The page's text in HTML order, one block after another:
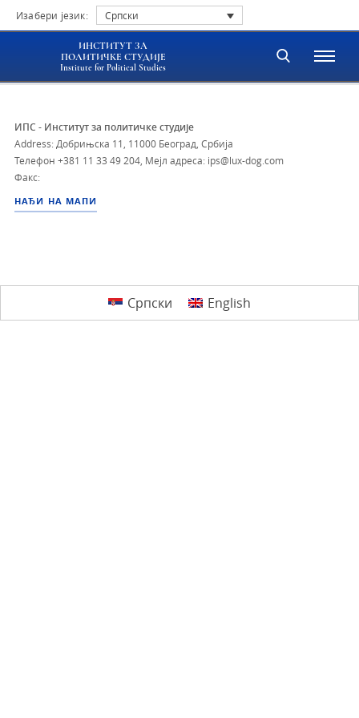
Изабери језик: Српски
ИНСТИТУТ ЗА
ПОЛИТИЧКЕ СТУДИЈЕ
Institute for Political Studies
ИПС - Институт за политичке студије
Address: Добрињска 11, 11000 Београд, Србија
Телефон +381 11 33 49 204 Мејл адреса: ips@lux-dog.com
Факс:
НАЂИ НА МАПИ
Српски English